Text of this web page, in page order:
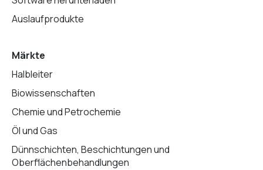
Auslaufprodukte
Märkte
Halbleiter
Biowissenschaften
Chemie und Petrochemie
Öl und Gas
Dünnschichten, Beschichtungen und
Oberflächenbehandlungen